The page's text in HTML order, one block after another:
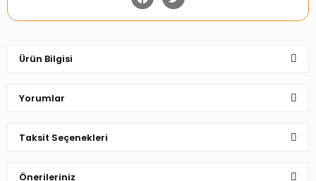
Ürün Bilgisi
Yorumlar
Taksit Seçenekleri
Önerileriniz